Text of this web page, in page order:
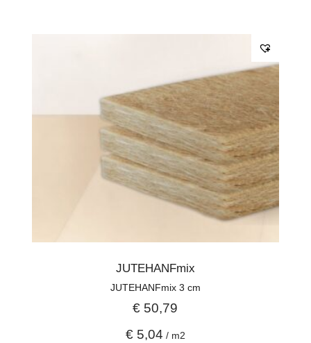
JUTEHANFmix
JUTEHANFmix 3 cm
€ 50,79
€5,04 / m2